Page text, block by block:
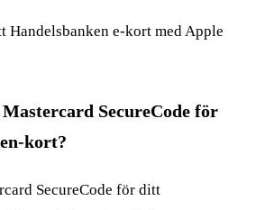
Handelsbanken e-kort med Apple
SecureCode för
kort?
SecureCode för ditt